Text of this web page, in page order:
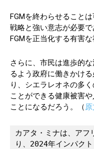
FGMを終わらせること
戦略と強い意志が必要で
FGMを正当化する有害
さらに、市民は進歩的
るよう政府に働きかけ
り、シエラレオネの多
ことができる健康被害
ことになるだろう。（
カアタ・ミナは、アフ
り、2024年インパク